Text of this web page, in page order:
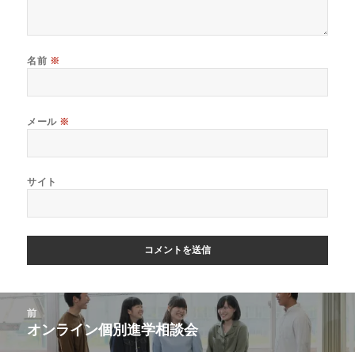
名前 ※
メール ※
サイト
投
前
前
オンライン個別進学相談会